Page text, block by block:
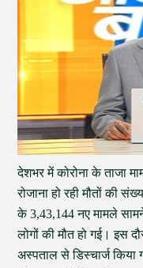
देशभर में कोरोना के ताजा
रोजाना हो रही मौतों की
के 3,43,144 नए मामले
लोगों की मौत हो गई। इस
अस्पताल से डिस्चार्ज